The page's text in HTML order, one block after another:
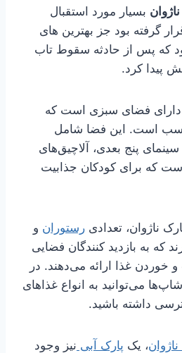
بسیار مورد استقبال
گرفته بود جز بهترین های
که پس از حادثه سقوط تاب
پیدا کرد.
دارای فضای سبزی است که
است. این فضا شامل
پنج بعدی، آلاچیق‌های
که برای کودکان جذابیت
ناژوان، تعدادی رستوران و
که به بازدید کنندگان فضایی
خوردن غذا ارائه می‌دهند. در
می‌توانید به انواع غذاهای
داشته باشید.
، یک پارک آبی نیز وجود